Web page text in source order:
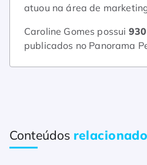
atuou na área de
Caroline Gomes possui 930
publicados no Panorama
Conteúdos